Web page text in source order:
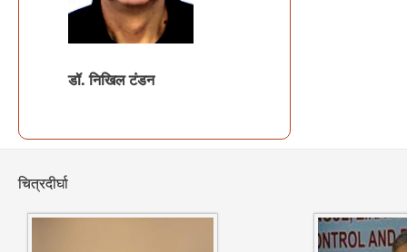
डॉ.निखिल टंडन
चित्रदीर्घा